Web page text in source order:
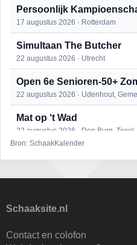
Persoonlijk
17 augustus 2026 · Rotterdam
Simultaan The Butcher
22 augustus 2026 · Utrecht
Open 6e Senioren-50+
22 augustus 2026 · Udenhout,
Mat op ‘t Wad
22 augustus 2026 · Den Burg, Texel
25 augustus 2026 · Bunschoten-
27 augustus 2026 · Delft
Bron: SchaakKalender
Schaaksite.nl
Contact en colofon